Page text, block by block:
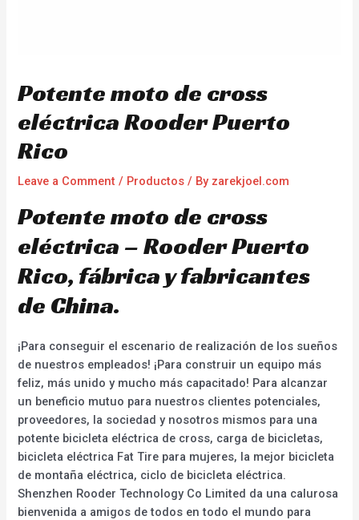
Potente moto de cross
eléctrica Rooder Puerto
Rico
Leave a Comment / Productos / By zarekjoel.com
Potente moto de cross
eléctrica – Rooder Puerto
Rico, fábrica y fabricantes
de China.
¡Para conseguir el escenario de realización de los sueños
de nuestros empleados! ¡Para construir un equipo más
feliz, más unido y mucho más capacitado! Para alcanzar
un beneficio mutuo para nuestros clientes potenciales,
proveedores, la sociedad y nosotros mismos para una
potente bicicleta eléctrica de cross, carga de bicicletas,
bicicleta eléctrica Fat Tire para mujeres, la mejor bicicleta
de montaña eléctrica, ciclo de bicicleta eléctrica.
Shenzhen Rooder Technology Co Limited da una calurosa
bienvenida a amigos de todos en todo el mundo para